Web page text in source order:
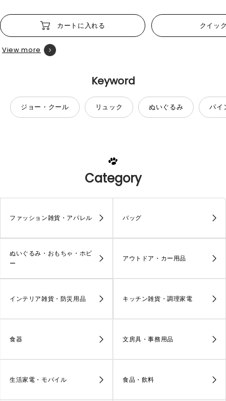
カートに入れる クイッ
View more
Keyword
ジョー・クール リュック ぬいぐるみ パイ
Category
ファッション雑貨・アパレル バッグ
ぬいぐるみ・おもちゃ・ホビ
ー
アウトドア・カー用品
インテリア雑貨・防災用品 キッチン雑貨・調理家電
食器 文房具・事務用品
生活家電・モバイル 食品・飲料